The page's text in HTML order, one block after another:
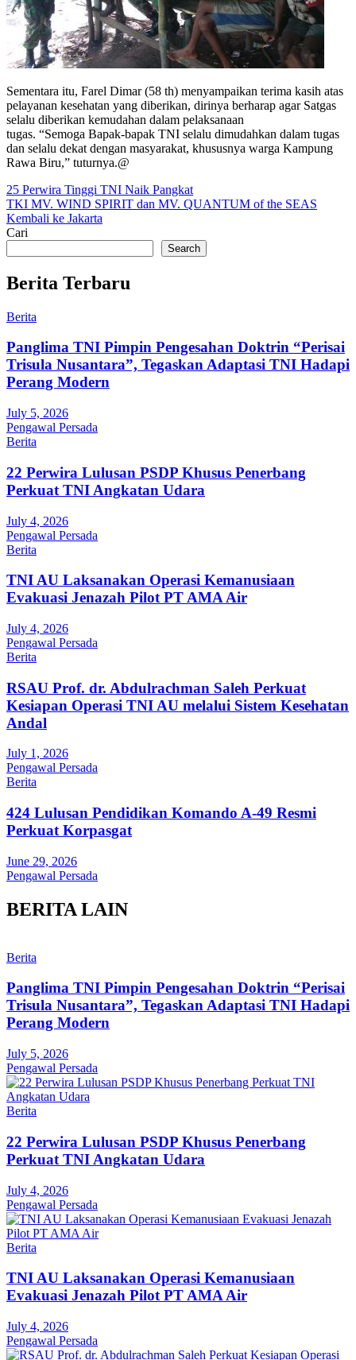
Sementara itu, Farel Dimar (58 th) menyampaikan terima kasih atas
pelayanan kesehatan yang diberikan, dirinya berharap agar Satgas
selalu diberikan kemudahan dalam pelaksanaan
tugas. “Semoga Bapak-bapak TNI selalu dimudahkan dalam tugas
dan selalu dekat dengan masyarakat, khususnya warga Kampung
Rawa Biru,” tuturnya.@
Post
navigation
25 Perwira Tinggi TNI Naik Pangkat
TKI MV. WIND SPIRIT dan MV. QUANTUM of the SEAS
Kembali ke Jakarta
Cari
Search
Berita Terbaru
Berita
Panglima TNI Pimpin Pengesahan Doktrin “Perisai
Trisula Nusantara”, Tegaskan Adaptasi TNI Hadapi
Perang Modern
July 5, 2026
Pengawal Persada
Berita
22 Perwira Lulusan PSDP Khusus Penerbang
Perkuat TNI Angkatan Udara
July 4, 2026
Pengawal Persada
Berita
TNI AU Laksanakan Operasi Kemanusiaan
Evakuasi Jenazah Pilot PT AMA Air
July 4, 2026
Pengawal Persada
Berita
RSAU Prof. dr. Abdulrachman Saleh Perkuat
Kesiapan Operasi TNI AU melalui Sistem Kesehatan
Andal
July 1, 2026
Pengawal Persada
Berita
424 Lulusan Pendidikan Komando A-49 Resmi
Perkuat Korpasgat
June 29, 2026
Pengawal Persada
BERITA LAIN
Berita
Panglima TNI Pimpin Pengesahan Doktrin “Perisai
Trisula Nusantara”, Tegaskan Adaptasi TNI Hadapi
Perang Modern
July 5, 2026
Pengawal Persada
Berita
22 Perwira Lulusan PSDP Khusus Penerbang
Perkuat TNI Angkatan Udara
July 4, 2026
Pengawal Persada
Berita
TNI AU Laksanakan Operasi Kemanusiaan
Evakuasi Jenazah Pilot PT AMA Air
July 4, 2026
Pengawal Persada